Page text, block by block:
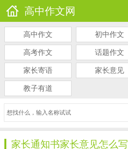
高中作文网
高中作文 初中作文
高考作文 话题作文
家长寄语 家长意见
教子有道
家长通知书家长意见怎么写